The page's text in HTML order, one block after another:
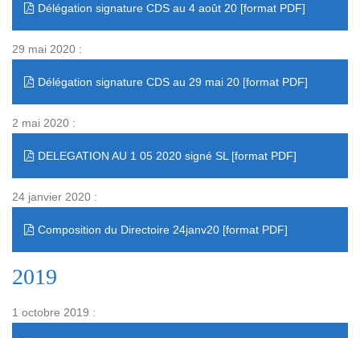
Délégation signature CDS au 4 août 20
29 mai 2020 :
Délégation signature CDS au 29 mai 20
2 mai 2020 :
DELEGATION AU 1 05 2020 signé SL
24 janvier 2020 :
Composition du Directoire 24janv20
2019
1 octobre 2019 :